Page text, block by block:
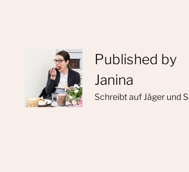
Published by
Janina
Schreibt auf Jäger und